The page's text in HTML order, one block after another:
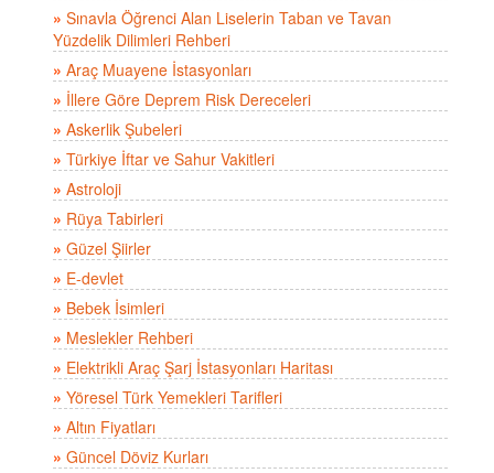
» Sınavla Öğrenci Alan Liselerin Taban ve Tavan
Yüzdelik Dilimleri Rehberi
» Araç Muayene İstasyonları
» İllere Göre Deprem Risk Dereceleri
» Askerlik Şubeleri
» Türkiye İftar ve Sahur Vakitleri
» Astroloji
» Rüya Tabirleri
» Güzel Şiirler
» E-devlet
» Bebek İsimleri
» Meslekler Rehberi
» Elektrikli Araç Şarj İstasyonları Haritası
» Yöresel Türk Yemekleri Tarifleri
» Altın Fiyatları
» Güncel Döviz Kurları